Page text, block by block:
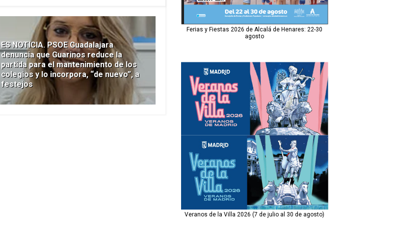
ES NOTICIA. PSOE Guadalajara
denuncia que Guarinos reduce la
partida para el mantenimiento de los
colegios y lo incorpora, “de nuevo”, a
festejos
Ferias y Fiestas 2026 de Alcalá de Henares: 22-30
agosto
Veranos de la Villa 2026 (7 de julio al 30 de agosto)